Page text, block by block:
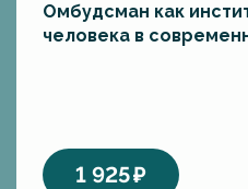
Омбудсман как
человека в
1 925₽